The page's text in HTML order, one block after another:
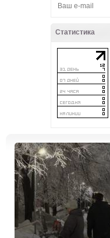
Статистика